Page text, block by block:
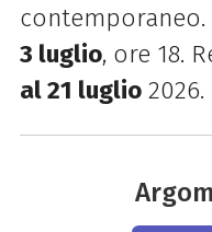
contemporaneo.
3 luglio, ore 18.
al 21 luglio2026.